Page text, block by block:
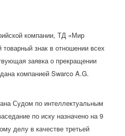
компании, ТД «Мир
товарный знак в отношении всех
заявка о прекращении
компанией Swarco A.G.
Судом по интеллектуальным
по иску назначено на 9
делу в качестве третьей